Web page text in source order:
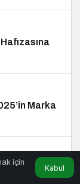
Marka
için
Kabul